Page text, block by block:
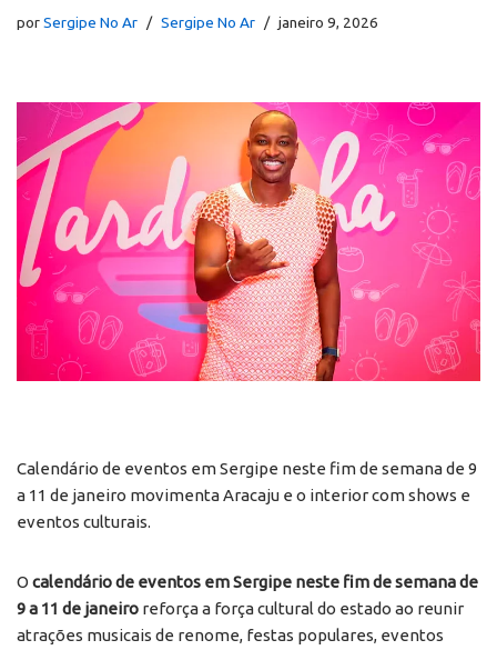
porSergipe No Ar Sergipe No Ar janeiro 9, 2026
Calendário de eventos em Sergipe neste fim de semana de 9
a 11 de janeiro movimenta Aracaju e o interior com shows e
eventos culturais.
O calendário de eventos em Sergipe neste fim de semana de
9 a 11 de janeiro reforça a força cultural do estado ao reunir
atrações musicais de renome, festas populares, eventos